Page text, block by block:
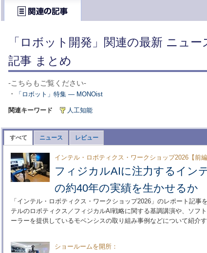
「ロボット開発」関連の最新 ニュ
記事 まとめ
-こちらもご覧ください-
・
「ロボット」特集 ― MONOist
関連キーワード 人工知能
すべて ニュース レビュー
インテル・ロボティクス・ワークショップ2026【前編
フィジカルAIに注力するイン
の約40年の実績を生かせるか
「インテル・ロボティクス・ワークショップ2026」のレポート記事
テルのロボティクス／フィジカルAI戦略に関する基調講演や、ソフ
ーラーを提供しているモベンシスの取り組み事例などについて紹介す
ショールームを開所：